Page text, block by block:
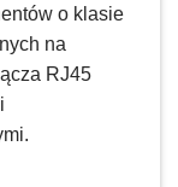
o klasie
na
RJ45